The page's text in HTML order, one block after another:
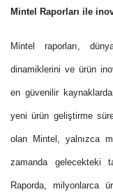
Mintel Raporları ile
Mintel raporları,
dinamiklerini ve ürün
en güvenilir
yeni ürün geliştirme
olan Mintel, yalnızca
zamanda gelecekteki
Raporda, milyonlarca